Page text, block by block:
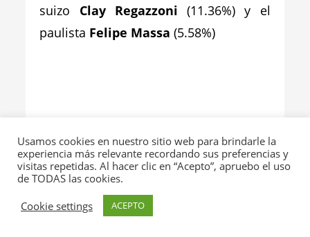
suizo Clay Regazzoni (11.36%) y el
paulista Felipe Massa (5.58%)
MAX VERSTAPPEN
[Red Bull. Segundo, en elGPruso. Y 3º
en la tabla de posiciones. Tiene 128
Usamos cookies en nuestro sitio web para brindarle la
experiencia más relevante recordando sus preferencias y
visitas repetidas. Al hacer clic en “Acepto”, apruebo el uso
de TODAS las cookies.
Cookie settings
ACEPTO